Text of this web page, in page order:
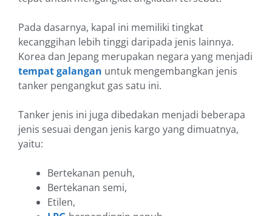
Pada dasarnya, kapal ini memiliki tingkat
kecanggihan lebih tinggi daripada jenis lainnya.
Korea dan Jepang merupakan negara yang menjadi
tempat galangan untuk mengembangkan jenis
tanker pengangkut gas satu ini.
Tanker jenis ini juga dibedakan menjadi beberapa
jenis sesuai dengan jenis kargo yang dimuatnya,
yaitu:
Bertekanan penuh,
Bertekanan semi,
Etilen,